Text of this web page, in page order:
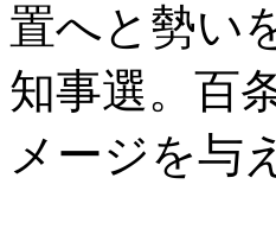
置へと勢い
知事選。百
メージを与